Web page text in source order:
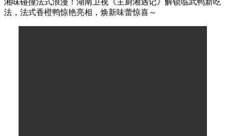
湘味碰撞法式浪漫！湖南卫视《主厨湘遇记》解锁临武鸭新吃
法，法式香橙鸭惊艳亮相，焕新味蕾惊喜～